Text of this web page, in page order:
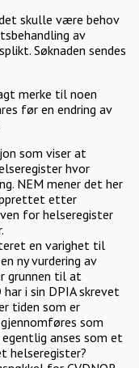
skulle være behov
av
Søknaden sendes
merke til noen
før en endring av
som viser at
hvor
NEM mener det her
etter
for helseregister
en varighet til
ny vurdering av
grunnen til at
i sin DPIA skrevet
tiden som er
som
anses som et
helseregister?